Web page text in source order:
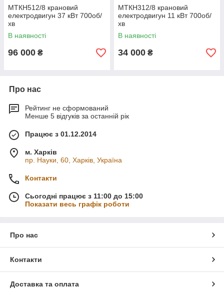
МТКН512/8 крановий
електродвигун 37 кВт 700об/
хв
В наявності
96 000 ₴
МТКН312/8 крановий
електродвигун 11 кВт 700об/
хв
В наявності
34 000 ₴
Про нас
Рейтинг не сформований
Менше 5 відгуків за останній рік
Працює з 01.12.2014
м. Харків
пр. Науки, 60, Харків, Україна
Контакти
Сьогодні працює з 11:00 до 15:00
Показати весь графік роботи
Про нас
Контакти
Доставка та оплата